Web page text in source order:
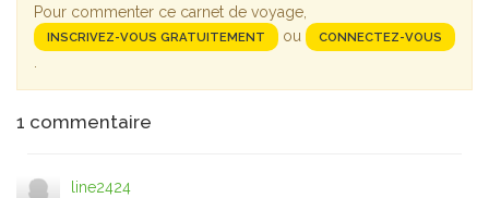
Pour commenter ce carnet de voyage,
INSCRIVEZ-VOUS GRATUITEMENT ou CONNECTEZ-VOUS
.
1 commentaire
line2424